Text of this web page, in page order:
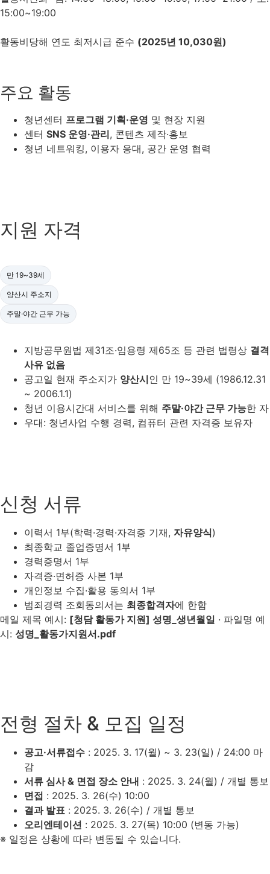
15:00~19:00
활동비당해 연도 최저시급 준수 (2025년 10,030원)
주요 활동
청년센터 프로그램 기획·운영 및 현장 지원
센터 SNS 운영·관리, 콘텐츠 제작·홍보
청년 네트워킹, 이용자 응대, 공간 운영 협력
지원 자격
만 19~39세
양산시 주소지
주말·야간 근무 가능
지방공무원법 제31조·임용령 제65조 등 관련 법령상 결격
사유 없음
공고일 현재 주소지가 양산시인 만 19~39세 (1986.12.31
~ 2006.1.1)
청년 이용시간대 서비스를 위해 주말·야간 근무 가능한 자
우대: 청년사업 수행 경력, 컴퓨터 관련 자격증 보유자
신청 서류
이력서 1부(학력·경력·자격증 기재, 자유양식)
최종학교 졸업증명서 1부
경력증명서 1부
자격증·면허증 사본 1부
개인정보 수집·활용 동의서 1부
범죄경력 조회동의서는 최종합격자에 한함
메일 제목 예시: [청담 활동가 지원] 성명_생년월일 · 파일명 예
시: 성명_활동가지원서.pdf
전형 절차 & 모집 일정
공고·서류접수 : 2025. 3. 17(월) ~ 3. 23(일) / 24:00 마
감
서류 심사 & 면접 장소 안내 : 2025. 3. 24(월) / 개별 통보
면접 : 2025. 3. 26(수) 10:00
결과 발표 : 2025. 3. 26(수) / 개별 통보
오리엔테이션 : 2025. 3. 27(목) 10:00 (변동 가능)
※ 일정은 상황에 따라 변동될 수 있습니다.